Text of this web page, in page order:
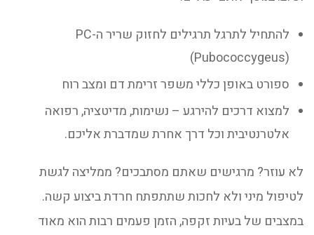
להתחיל לתרגל תרגילים לחזוק שריר ה-PC
(
Pubococcygeus
)
ספורט באופן כללי משפר זרימת דם ומצב רוח
למצוא דרכים להירגע – נשימות, מדיטציה, רפואה
אלטרנטיבית וכל דרך אחרת שמדברת אליכם.
לא עוזר? מרגישים שאתם מסתבכים? ממליצה לגשת
לטיפול מיני ולא לחכות שתתפתח חרדת ביצוע קשה.
במצבים של בעיות זקפה, הזמן פעמים רבות הוא מאוד